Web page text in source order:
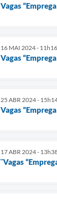
Vagas
16 MAI 2024 - 11h16
Vagas
25 ABR 2024 -
Vagas
17 ABR 2024 -
¨Vagas